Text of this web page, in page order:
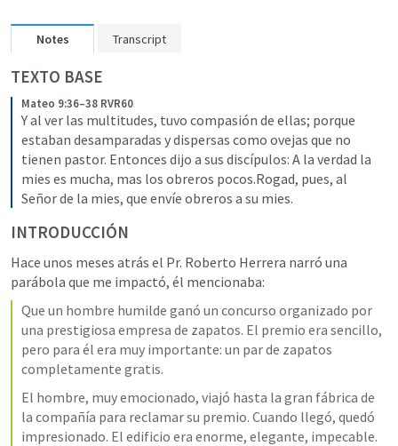
Notes Transcript
TEXTO BASE
Mateo 9:36–38 RVR60
Y al ver las multitudes, tuvo compasión de ellas; porque
estaban desamparadas y dispersas como ovejas que no
tienen pastor. Entonces dijo a sus discípulos: A la verdad la
mies es mucha, mas los obreros pocos.Rogad, pues, al
Señor de la mies, que envíe obreros a su mies.
INTRODUCCIÓN
Hace unos meses atrás el Pr. Roberto Herrera narró una
Que un hombre humilde ganó un concurso organizado por
una prestigiosa empresa de zapatos. El premio era sencillo,
pero para él era muy importante: un par de zapatos
completamente gratis.
El hombre, muy emocionado, viajó hasta la gran fábrica de
la compañía para reclamar su premio. Cuando llegó, quedó
impresionado. El edificio era enorme, elegante, impecable.